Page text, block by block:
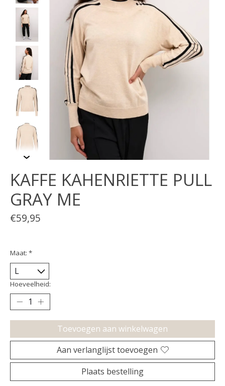
KAFFE KAHENRIETTE PULL
GRAY ME
€59,95
Maat: *
Hoeveelheid:
Toevoegen aan winkelwagen
Aan verlanglijst toevoegen
Plaats bestelling